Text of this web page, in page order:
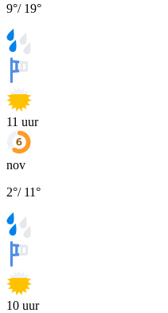
9°/ 19°
11 uur
nov
2°/ 11°
10 uur